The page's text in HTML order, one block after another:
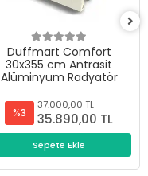
Duffmart Comfort
30x355 cm Antrasit
Alüminyum Radyatör
%3
37.000,00 TL
35.890,00 TL
Sepete Ekle